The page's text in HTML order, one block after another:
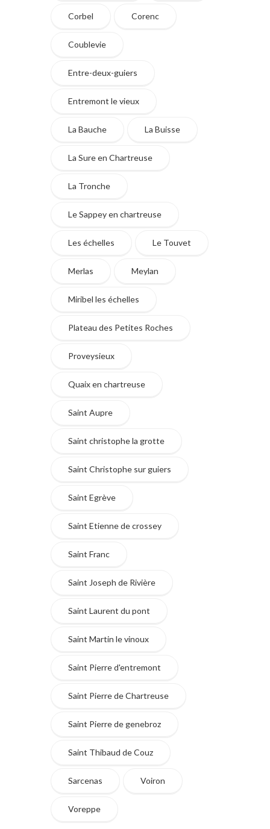
Corbel Corenc
Coublevie
Entre-deux-guiers
Entremont le vieux
La Bauche La Buisse
La Sure en Chartreuse
La Tronche
Le Sappey en chartreuse
Les échelles Le Touvet
Merlas Meylan
Miribel les échelles
Plateau des Petites Roches
Proveysieux
Quaix en chartreuse
Saint Aupre
Saint christophe la grotte
Saint Christophe sur guiers
Saint Egrève
Saint Etienne de crossey
Saint Franc
Saint Joseph de Rivière
Saint Laurent du pont
Saint Martin le vinoux
Saint Pierre d'entremont
Saint Pierre de Chartreuse
Saint Pierre de genebroz
Saint Thibaud de Couz
Sarcenas Voiron
Voreppe